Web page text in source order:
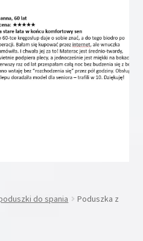
Rozwiń
do spania
Poduszka z